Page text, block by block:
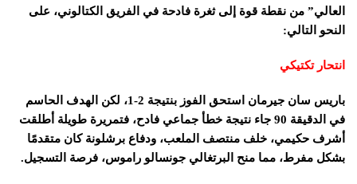
العالي” من نقطة قوة إلى ثغرة فادحة في الفريق الكتالوني، على
النحو التالي:
انتحار تكتيكي
باريس سان جيرمان استحق الفوز بنتيجة 2-1، لكن الهدف الحاسم
في الدقيقة 90 جاء نتيجة خطأ جماعي فادح، فتمريرة طويلة أطلقت
أشرف حكيمي، خلف منتصف الملعب، ودفاع برشلونة كان متقدمًا
بشكل مفرط، مما منح البرتغالي جونسالو راموس، فرصة التسجيل.